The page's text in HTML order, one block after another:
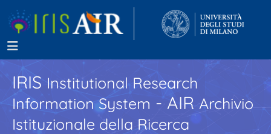
IRISInstitutional Research
Information System - AIR Archivio
Istituzionale della Ricerca